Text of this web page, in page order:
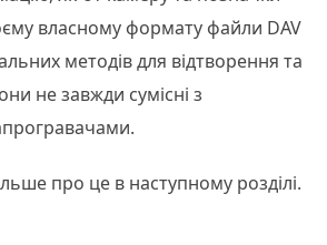
власному формату файли DAV
методів для відтворення та
не завжди сумісні з
про це в наступному розділі.